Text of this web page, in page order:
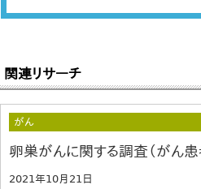
関連リサーチ
がん
卵巣がんに関する調査（がん
2021年10月21日